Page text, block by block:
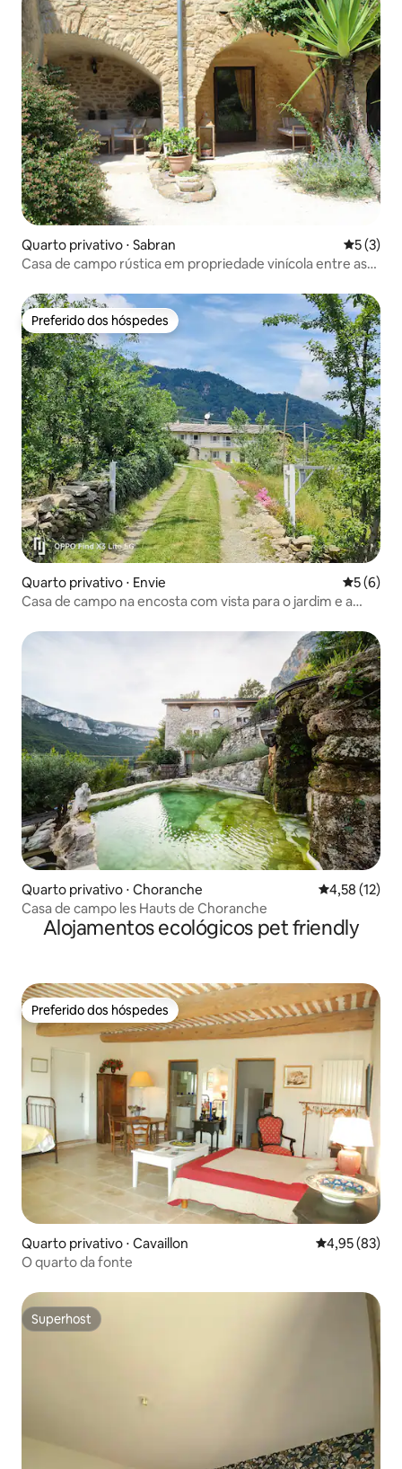
Quarto privativo ⋅ Sabran 5 de
5 (3)
Casa de campo rústica em propriedade vinícola entre as
Preferido dos hóspedes
Preferido dos hóspedes
Quarto privativo ⋅ Envie 5 de
5 (6)
Casa de campo na encosta com vista para o jardim e a
Quarto privativo ⋅ Choranche 4,58 de uma
4,58 (12)
Casa de campo les Hauts de Choranche
Alojamentos ecológicos pet friendly
Preferido dos hóspedes
Preferido dos hóspedes
Quarto privativo ⋅ Cavaillon 4,95 de uma
4,95 (83)
O quarto da fonte
Superhost
Superhost